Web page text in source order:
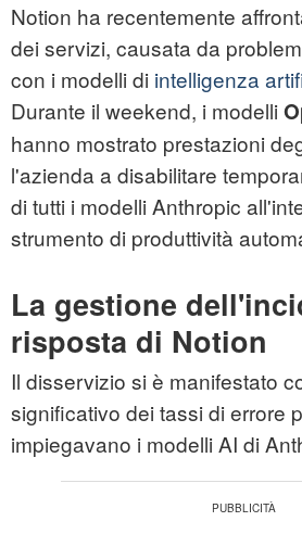
Notion ha recentemente
dei servizi, causata da
con i modelli di intelligenza
Durante il weekend, i modelli
hanno mostrato prestazioni
l'azienda a disabilitare
di tutti i modelli Anthropic
strumento di produttività
La gestione
risposta di Notion
Il disservizio si è manifestato
significativo dei tassi di errore
impiegavano i modelli AI di